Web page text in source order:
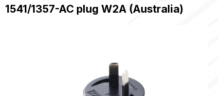
1541/1357-AC plug W2A (Australia)